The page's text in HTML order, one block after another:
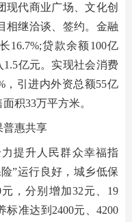
现代商业广场、文化创
相继洽谈、签约。金融
16.7%;贷款余额100亿
亿元。实现社会消费
，引进内外资总额55亿
积33万平方米。
普惠共享
提升人民群众幸福指
”运行良好，城乡低保
，分别增加32元、19
准达到2400元、4200